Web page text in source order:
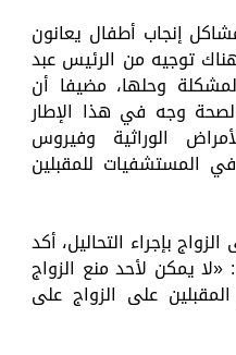
إنجاب أطفال يعانون
توجيه من الرئيس عبد
وحلها، مضيفا أن
الصحة وجه في هذا الإطار
الوراثية وفيروس
المستشفيات للمقبلين
بإجراء التحاليل، أكد
«لا يمكن لأحد منع الزواج
على الزواج على